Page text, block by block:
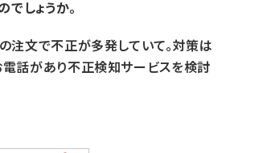
しょうか。
注文で不正が多発していて。対策は
電話があり不正検知サービスを検討